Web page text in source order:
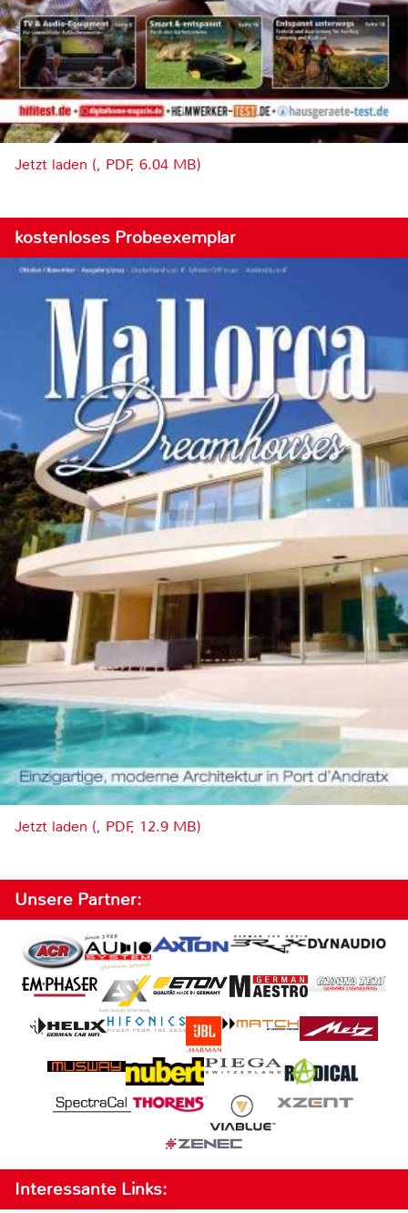
Jetzt laden (, PDF, 6.04 MB)
kostenloses Probeexemplar
Jetzt laden (, PDF, 12.9 MB)
Unsere Partner:
Interessante Links: